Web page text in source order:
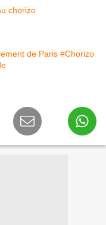
de Paris #Chorizo